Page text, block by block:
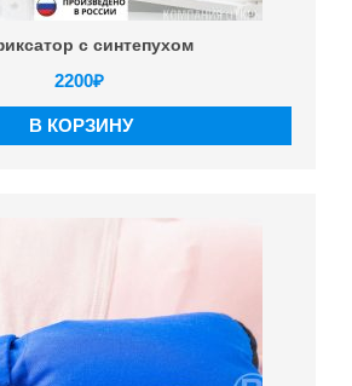
с синтепухом
2200₽
В КОРЗИНУ